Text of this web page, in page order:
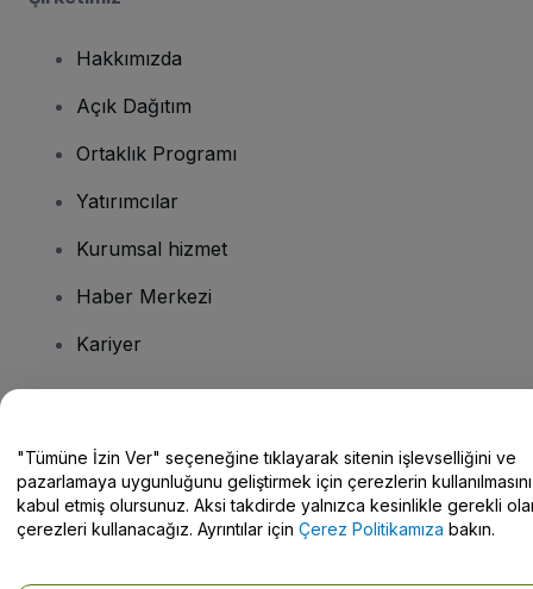
Hakkımızda
Açık Dağıtım
Ortaklık Programı
Yatırımcılar
Kurumsal hizmet
Haber Merkezi
Kariyer
Yardım Merkezi / Bize Ulaşın
"Tümüne İzin Ver" seçeneğine tıklayarak sitenin işlevselliğini ve
pazarlamaya uygunluğunu geliştirmek için çerezlerin kullanılmasını
kabul etmiş olursunuz. Aksi takdirde yalnızca kesinlikle gerekli
çerezleri kullanacağız. Ayrıntılar için Çerez Politikamıza bakın.